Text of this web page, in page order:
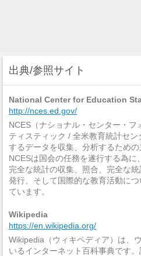
出典/参照サイト
National Center for Education
http://nces.ed.gov/
NCES（ナショナル・センター・フ
ティスティック / 全米教育統計セ
するデータを収集、分析するための
NCESは国会の任務を遂行する為に
完全な統計の収集、照合、完全な
発行、そして国際的な教育活動に
ています。
Wikipedia
https://en.wikipedia.org/
Wikipedia（ウィキペディア）は、
いるインターネット百科事典です